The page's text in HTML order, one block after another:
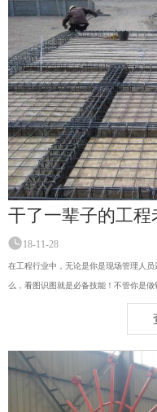
18-11-28
在工程行业中，无论是你是现场管理人
么，看图识图就是必备技能！不管你是